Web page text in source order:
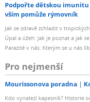
Podpořte dětskou imunitu
vším pomůže rýmovník
Jak se zdravě zchladit v
Úpal a úžeh: Jak je poznat a jak
Parazité v nás: Kterým se u nás
Pro nejmenší
Mourissonova poradna
Kdo vynalezl kapesník? Historie